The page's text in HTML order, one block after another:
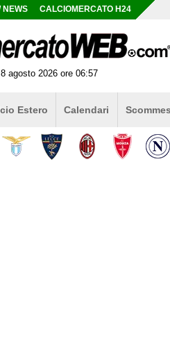
NEWS CALCIOMERCATO H24
agosto 2026 ore 06:57
Estero Calendari